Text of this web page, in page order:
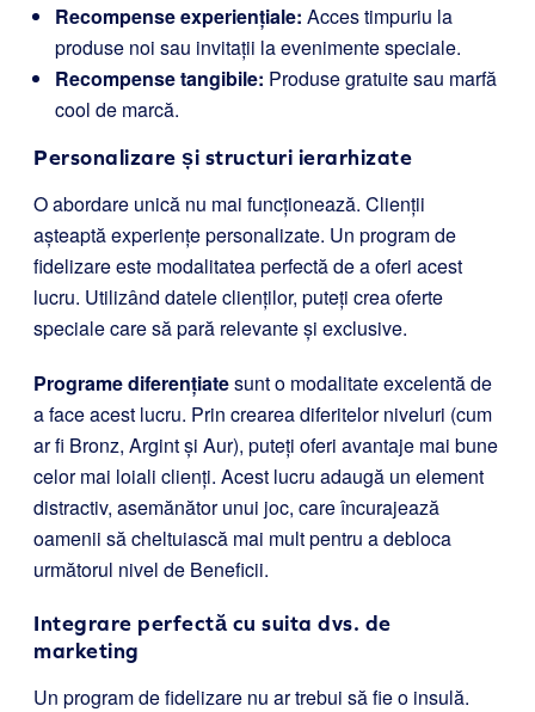
Recompense experiențiale: Acces timpuriu la
produse noi sau invitații la evenimente speciale.
Recompense tangibile: Produse gratuite sau marfă
cool de marcă.
Personalizare și structuri ierarhizate
O abordare unică nu mai funcționează. Clienții
așteaptă experiențe personalizate. Un program de
fidelizare este modalitatea perfectă de a oferi acest
lucru. Utilizând datele clienților, puteți crea oferte
speciale care să pară relevante și exclusive.
Programe diferențiatesunt o modalitate excelentă de
a face acest lucru. Prin crearea diferitelor niveluri (cum
ar fi Bronz, Argint și Aur), puteți oferi avantaje mai bune
celor mai loiali clienți. Acest lucru adaugă un element
distractiv, asemănător unui joc, care încurajează
oamenii să cheltuiască mai mult pentru a debloca
următorul nivel de Beneficii.
Integrare perfectă cu suita dvs. de
marketing
Un program de fidelizare nu ar trebui să fie o insulă.